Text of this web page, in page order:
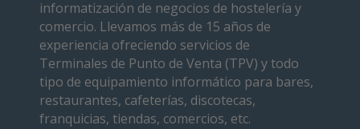
informatización de negocios de hostelería y
comercio. Llevamos más de 15 años de
experiencia ofreciendo servicios de
Terminales de Punto de Venta (TPV) y todo
tipo de equipamiento informático para bares,
restaurantes, cafeterías, discotecas,
franquicias, tiendas, comercios, etc.